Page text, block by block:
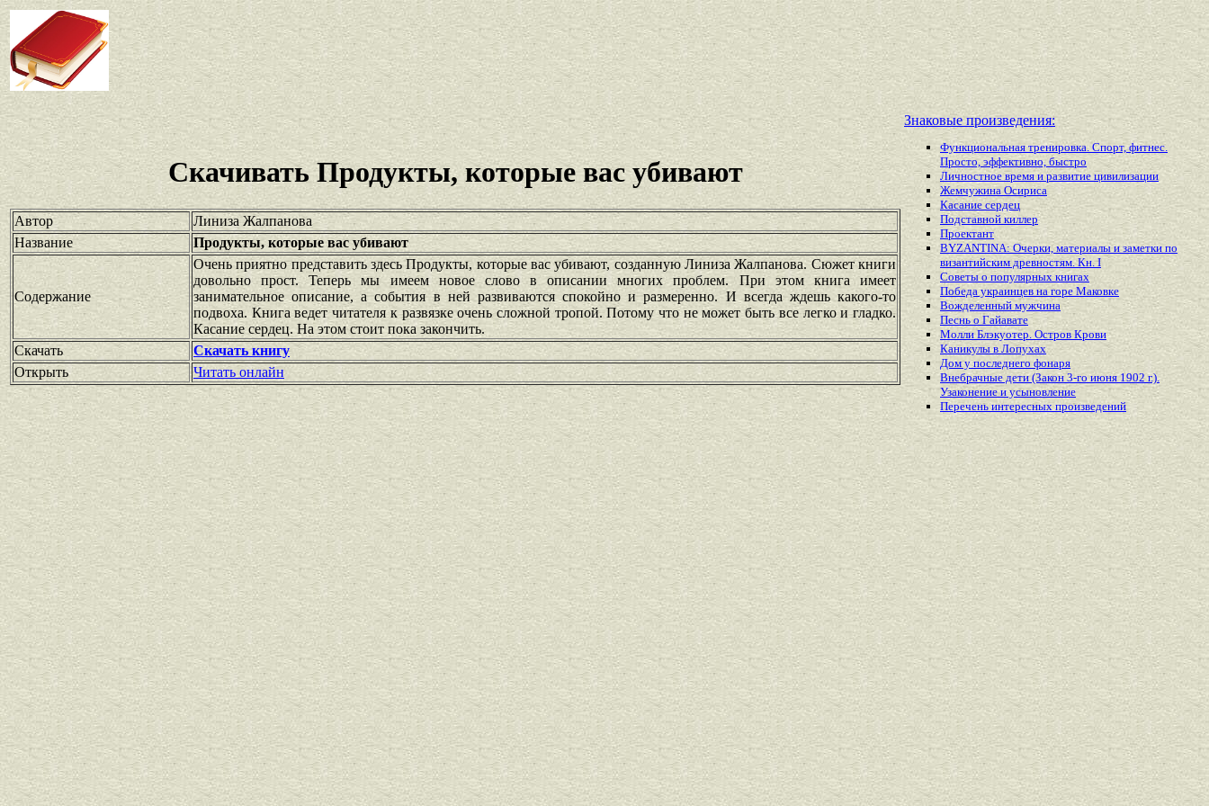
Скачивать Продукты, которые вас убивают
Автор
Линиза Жалпанова
Название
Продукты, которые вас убивают
Содержание
Очень приятно представить здесь Продукты, которые вас убивают, созданную Линиза Жалпанова. Сюжет книги
довольно прост. Теперь мы имеем новое слово в описании многих проблем. При этом книга имеет
занимательное описание, а события в ней развиваются спокойно и размеренно. И всегда ждешь какого-то
подвоха. Книга ведет читателя к развязке очень сложной тропой. Потому что не может быть все легко и гладко.
Касание сердец. На этом стоит пока закончить.
Скачать
Скачать книгу
Открыть
Читать онлайн
Знаковые произведения:
Функциональная тренировка. Спорт, фитнес.
Просто, эффективно, быстро
Личностное время и развитие цивилизации
Жемчужина Осириса
Касание сердец
Подставной киллер
Проектант
BYZANTINA: Очерки, материалы и заметки по
византийским древностям. Кн. I
Советы о популярных книгах
Победа украинцев на горе Маковке
Вожделенный мужчина
Песнь о Гайавате
Молли Блэкуотер. Остров Крови
Каникулы в Лопухах
Дом у последнего фонаря
Внебрачные дети (Закон 3-го июня 1902 г.).
Узаконение и усыновление
Переченьинтересныхпроизведений